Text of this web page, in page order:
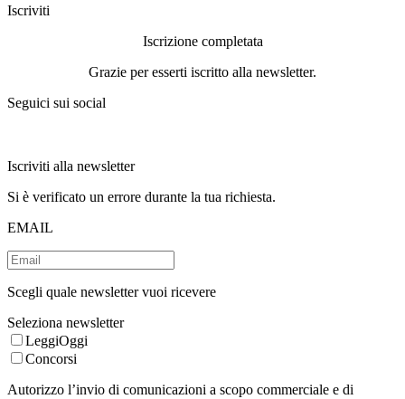
Iscriviti
Iscrizione completata
Grazie per esserti iscritto alla newsletter.
Seguici sui social
Iscriviti alla newsletter
Si è verificato un errore durante la tua richiesta.
EMAIL
Scegli quale newsletter vuoi ricevere
Seleziona newsletter
LeggiOggi
Concorsi
Autorizzo l’invio di comunicazioni a scopo commerciale e di